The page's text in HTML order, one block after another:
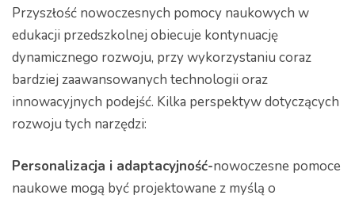
Przyszłość nowoczesnych pomocy naukowych w
edukacji przedszkolnej obiecuje kontynuację
dynamicznego rozwoju, przy wykorzystaniu coraz
bardziej zaawansowanych technologii oraz
innowacyjnych podejść. Kilka perspektyw dotyczących
rozwoju tych narzędzi:
Personalizacja i adaptacyjność-nowoczesne pomoce
naukowe mogą być projektowane z myślą o